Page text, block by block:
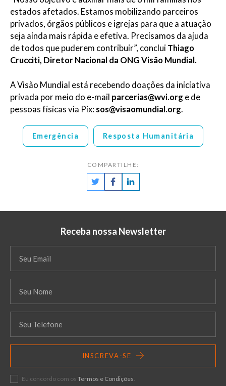
estados afetados. Estamos mobilizando parceiros
privados, órgãos públicos e igrejas para que a atuação
seja ainda mais rápida e efetiva. Precisamos da ajuda
de todos que puderem contribuir”, conclui Thiago
Crucciti, Diretor Nacional da ONG Visão Mundial.
A Visão Mundial está recebendo doações da iniciativa
privada por meio do e-mail parcerias@wvi.org e de
pessoas físicas via Pix: sos@visaomundial.org.
Emergência Resposta Humanitária
COMPARTILHE:
Receba nossa Newsletter
INSCREVA-SE
Eu concordo com os Termos e Condições